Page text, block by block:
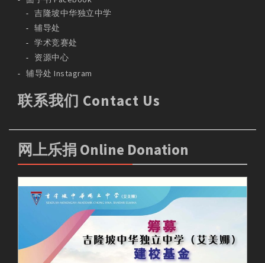
吉隆坡中华独立中学
辅导处
学术竞赛处
资源中心
辅导处 Instagram
联系我们 Contact Us
网上乐捐 Online Donation